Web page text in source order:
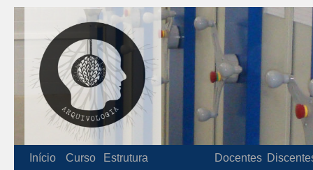
Início Curso Estrutura Docentes